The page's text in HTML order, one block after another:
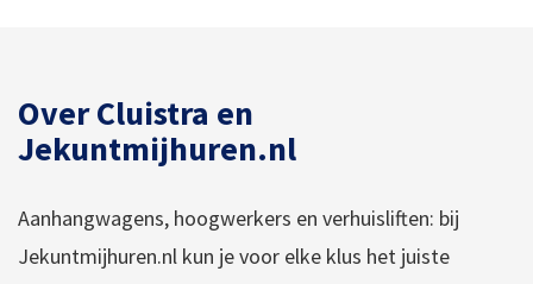
Over Cluistra en
Jekuntmijhuren.nl
Aanhangwagens, hoogwerkers en verhuisliften: bij
Jekuntmijhuren.nl kun je voor elke klus het juiste